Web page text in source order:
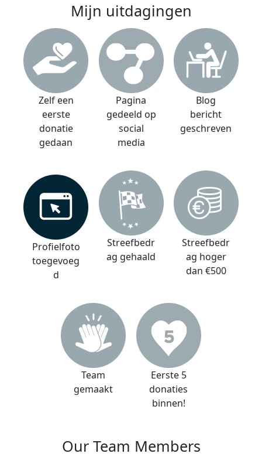
Mijn uitdagingen
Zelf een
eerste
donatie
gedaan
Pagina
gedeeld op
social
media
Blog
bericht
geschreven
Profielfoto
toegevoeg
d
Streefbedr
ag gehaald
Streefbedr
ag hoger
dan €500
Team
gemaakt
Eerste 5
donaties
binnen!
Our Team Members